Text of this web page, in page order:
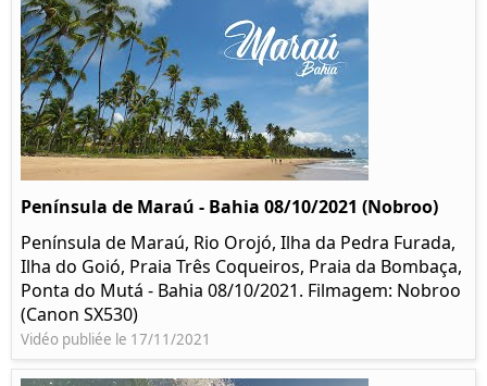
Península de Maraú - Bahia 08/10/2021 (Nobroo)
Península de Maraú, Rio Orojó, Ilha da Pedra Furada,
Ilha do Goió, Praia Três Coqueiros, Praia da Bombaça,
Ponta do Mutá - Bahia 08/10/2021. Filmagem: Nobroo
(Canon SX530)
Vidéo publiée le 17/11/2021